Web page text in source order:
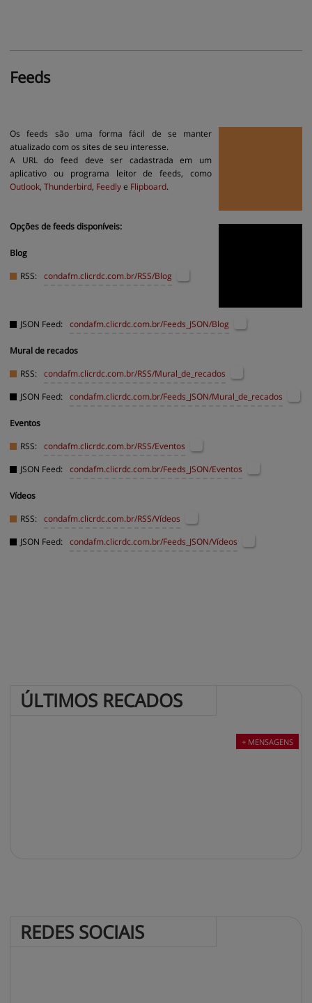
Feeds
Os feeds são uma forma fácil de se manter
atualizado com os sites de seu interesse.
A URL do feed deve ser cadastrada em um
aplicativo ou programa leitor de feeds, como
Outlook, Thunderbird, Feedlye Flipboard.
Opções de feeds disponíveis:
Blog
RSS: condafm.clicrdc.com.br/RSS/Blog
JSON Feed: condafm.clicrdc.com.br/Feeds_JSON/Blog
Mural de recados
RSS: condafm.clicrdc.com.br/RSS/Mural_de_recados
JSON Feed: condafm.clicrdc.com.br/Feeds_JSON/Mural_de_recados
Eventos
RSS: condafm.clicrdc.com.br/RSS/Eventos
JSON Feed: condafm.clicrdc.com.br/Feeds_JSON/Eventos
Vídeos
RSS: condafm.clicrdc.com.br/RSS/Vídeos
JSON Feed: condafm.clicrdc.com.br/Feeds_JSON/Vídeos
ÚLTIMOS RECADOS
+ MENSAGENS
REDES SOCIAIS